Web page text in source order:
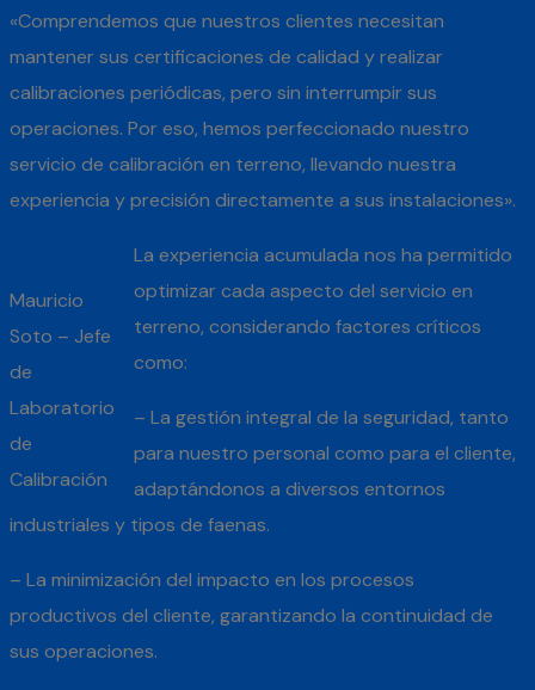
«Comprendemos que nuestros clientes necesitan
mantener sus certificaciones de calidad y realizar
calibraciones periódicas, pero sin interrumpir sus
operaciones. Por eso, hemos perfeccionado nuestro
servicio de calibración en terreno, llevando nuestra
experiencia y precisión directamente a sus instalaciones».
Mauricio
Soto – Jefe
de
Laboratorio
de
Calibración
La experiencia acumulada nos ha permitido
optimizar cada aspecto del servicio en
terreno, considerando factores críticos
como:
– La gestión integral de la seguridad, tanto
para nuestro personal como para el cliente,
adaptándonos a diversos entornos
industriales y tipos de faenas.
– La minimización del impacto en los procesos
productivos del cliente, garantizando la continuidad de
sus operaciones.